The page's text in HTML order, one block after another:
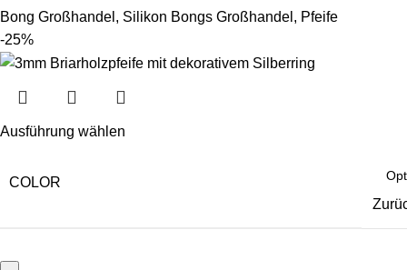
Bong Großhandel , Silikon Bongs Großhandel , Pfeife
-25%
Ausführung wählen
COLOR